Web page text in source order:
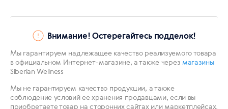
Внимание! Остерегайтесь подделок!
Мы гарантируем надлежащее качество реализуемого товара
в официальном Интернет-магазине, а также через магазины
Siberian Wellness
Мы не гарантируем качество продукции, а также
соблюдение условий ее хранения продавцами, если вы
приобретаете товар на сторонних сайтах или маркетплейсах.